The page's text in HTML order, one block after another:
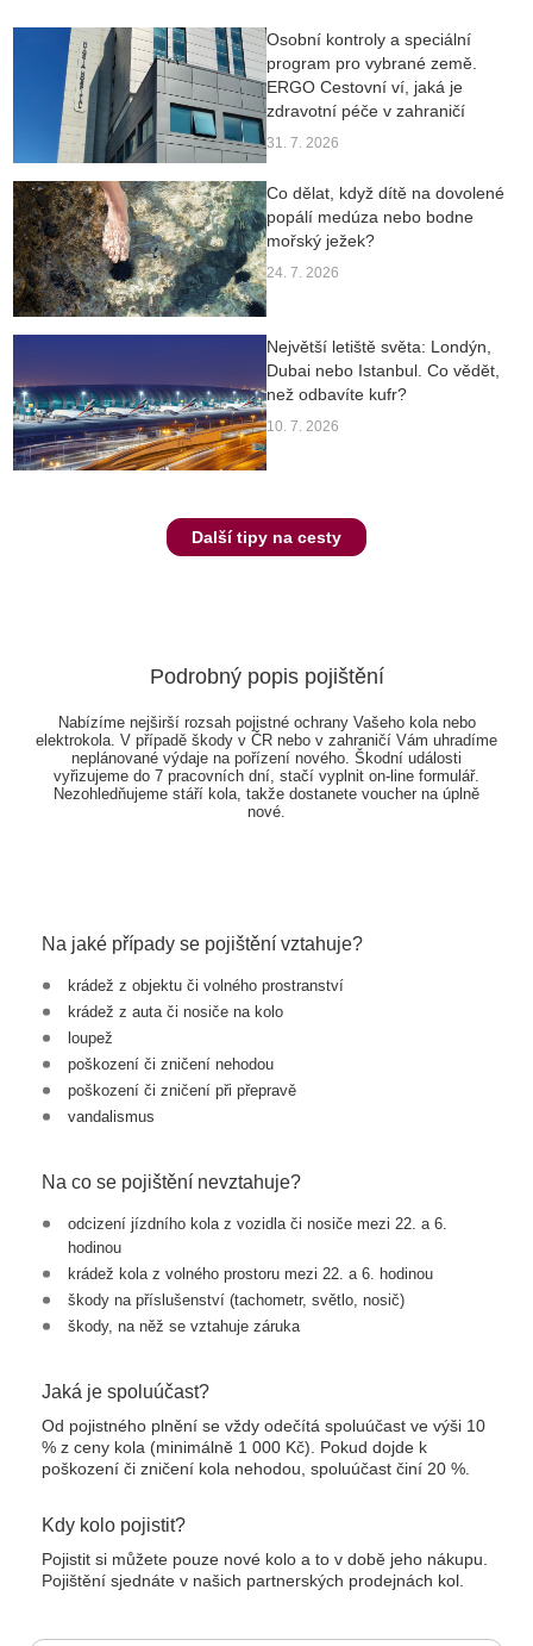
Osobní kontroly a speciální
program pro vybrané země.
ERGO Cestovní ví, jaká je
zdravotní péče v zahraničí
31. 7. 2026
Co dělat, když dítě na dovolené
popálí medúza nebo bodne
mořský ježek?
24. 7. 2026
Největší letiště světa: Londýn,
Dubai nebo Istanbul. Co vědět,
než odbavíte kufr?
10. 7. 2026
Další tipy na cesty
Podrobný popis pojištění
Nabízíme nejširší rozsah pojistné ochrany Vašeho kola nebo
elektrokola. V případě škody v ČR nebo v zahraničí Vám uhradíme
neplánované výdaje na pořízení nového. Škodní události
vyřizujeme do 7 pracovních dní, stačí vyplnit on-line formulář.
Nezohledňujeme stáří kola, takže dostanete voucher na úplně
nové.
Na jaké případy se pojištění vztahuje?
krádež z objektu či volného prostranství
krádež z auta či nosiče na kolo
loupež
poškození či zničení nehodou
poškození či zničení při přepravě
vandalismus
Na co se pojištění nevztahuje?
odcizení jízdního kola z vozidla či nosiče mezi 22. a 6.
hodinou
krádež kola z volného prostoru mezi 22. a 6. hodinou
škody na příslušenství (tachometr, světlo, nosič)
škody, na něž se vztahuje záruka
Jaká je spoluúčast?
Od pojistného plnění se vždy odečítá spoluúčast ve výši 10
% z ceny kola (minimálně 1 000 Kč). Pokud dojde k
poškození či zničení kola nehodou, spoluúčast činí 20 %.
Kdy kolo pojistit?
Pojistit si můžete pouze nové kolo a to v době jeho nákupu.
Pojištění sjednáte v našich partnerských prodejnách kol.